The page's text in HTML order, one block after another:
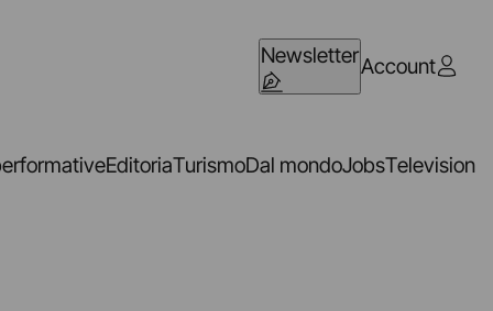
NewsletterAccount
EditoriaTurismoDal mondoJobsTelevision